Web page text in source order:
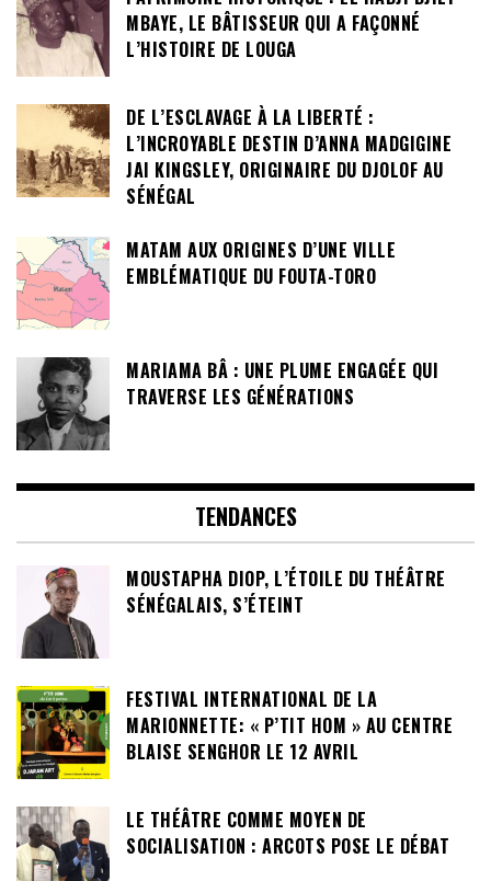
MBAYE, LE BÂTISSEUR QUI A FAÇONNÉ
L’HISTOIRE DE LOUGA
DE L’ESCLAVAGE À LA LIBERTÉ :
L’INCROYABLE DESTIN D’ANNA MADGIGINE
JAI KINGSLEY, ORIGINAIRE DU DJOLOF AU
SÉNÉGAL
MATAM AUX ORIGINES D’UNE VILLE
EMBLÉMATIQUE DU FOUTA-TORO
MARIAMA BÂ : UNE PLUME ENGAGÉE QUI
TRAVERSE LES GÉNÉRATIONS
TENDANCES
MOUSTAPHA DIOP, L’ÉTOILE DU THÉÂTRE
SÉNÉGALAIS, S’ÉTEINT
FESTIVAL INTERNATIONAL DE LA
MARIONNETTE: « P’TIT HOM » AU CENTRE
BLAISE SENGHOR LE 12 AVRIL
LE THÉÂTRE COMME MOYEN DE
SOCIALISATION : ARCOTS POSE LE DÉBAT